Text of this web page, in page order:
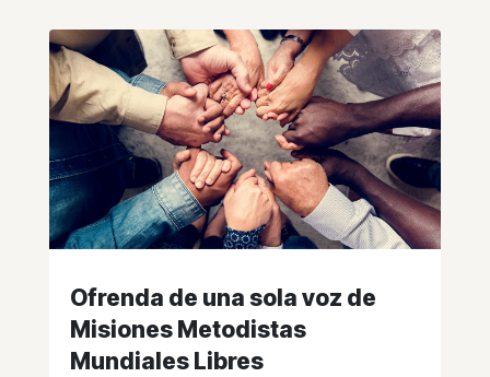
Ofrenda de una sola voz de
Misiones Metodistas
Mundiales Libres